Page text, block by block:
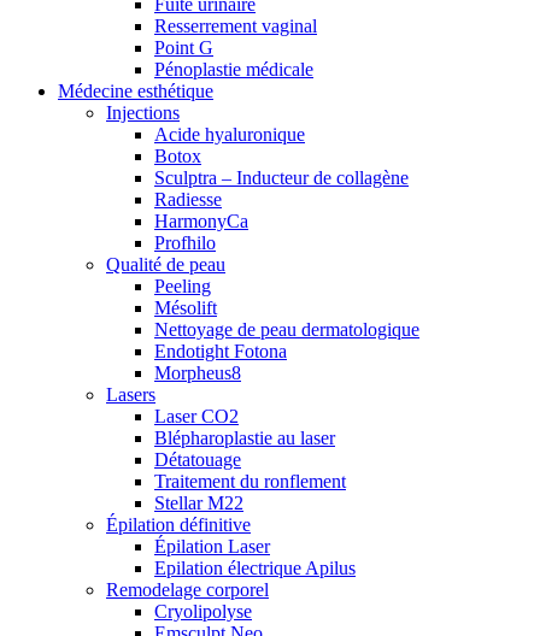
Fuite urinaire
Resserrement vaginal
Point G
Pénoplastie médicale
Médecine esthétique
Injections
Acide hyaluronique
Botox
Sculptra – Inducteur de collagène
Radiesse
HarmonyCa
Profhilo
Qualité de peau
Peeling
Mésolift
Nettoyage de peau dermatologique
Endotight Fotona
Morpheus8
Lasers
Laser CO2
Blépharoplastie au laser
Détatouage
Traitement du ronflement
Stellar M22
Épilation définitive
Épilation Laser
Epilation électrique Apilus
Remodelage corporel
Cryolipolyse